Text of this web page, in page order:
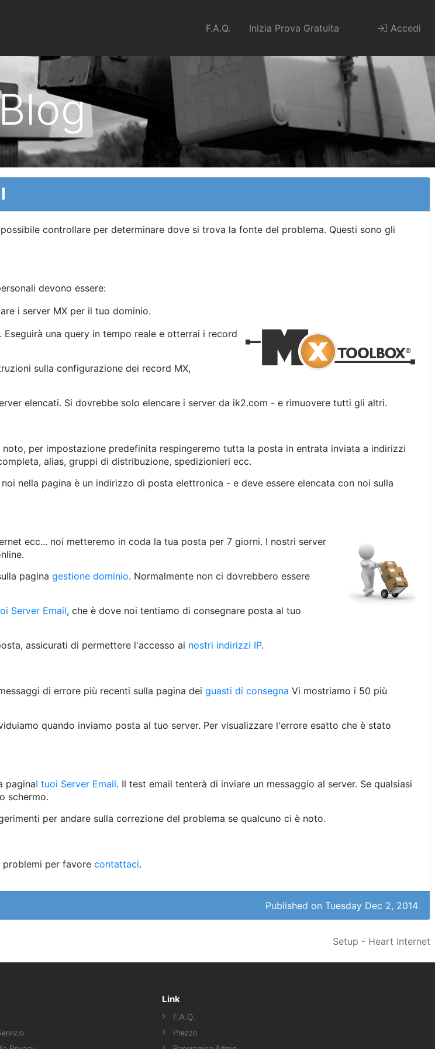
F.A.Q. Inizia Prova Gratuita Accedi
controllare per determinare dove si trova la fonte del problema. Questi sono gli
devono essere:
i server MX per il tuo dominio.
. Eseguirà una query in tempo reale e otterrai i record
sulla configurazione dei record MX,
elencati. Si dovrebbe solo elencare i server da ik2.com - e rimuovere tutti gli altri.
per impostazione predefinita respingeremo tutta la posta in entrata inviata a indirizzi
alias, gruppi di distribuzione, spedizionieri ecc.
nella pagina è un indirizzo di posta elettronica - e deve essere elencata con noi sulla
ecc... noi metteremo in coda la tua posta per 7 giorni. I nostri server
pagina gestione dominio. Normalmente non ci dovrebbero essere
Server Email, che è dove noi tentiamo di consegnare posta al tuo
assicurati di permettere l'accesso ai nostri indirizzi IP.
di errore più recenti sulla pagina dei guasti di consegna Vi mostriamo i 50 più
quando inviamo posta al tuo server. Per visualizzare l'errore esatto che è stato
paginaI tuoi Server Email. Il test email tenterà di inviare un messaggio al server. Se qualsiasi
schermo.
per andare sulla correzione del problema se qualcuno ci è noto.
per favore contattaci.
Published on Tuesday Dec 2, 2014
Setup - Heart Internet
Link
F.A.Q.
Prezzo